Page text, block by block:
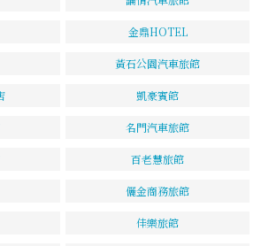
金鼎HOTEL
黃石公園汽車旅館
凱豪賓館
名門汽車旅館
百老慧旅館
儷金商務旅館
佳樂旅館